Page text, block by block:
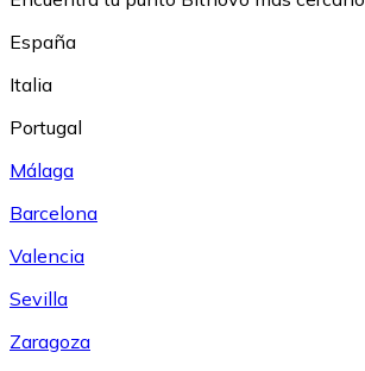
España
Italia
Portugal
Málaga
Barcelona
Valencia
Sevilla
Zaragoza